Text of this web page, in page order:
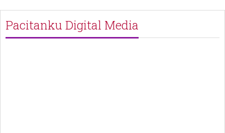
Pacitanku Digital Media